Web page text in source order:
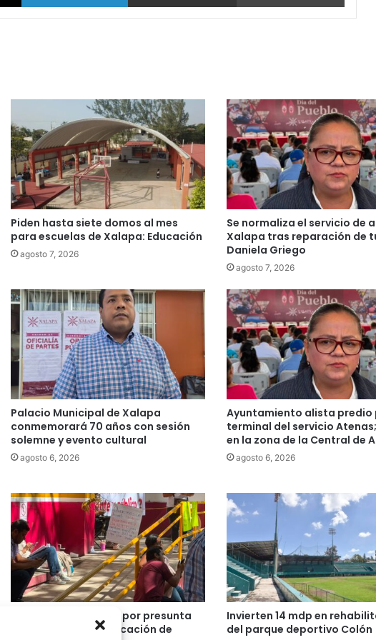
Piden hasta siete domos al mes
para escuelas de Xalapa: Educación
agosto 7, 2026
Se normaliza el servicio de
Xalapa tras reparación de
Daniela Griego
agosto 7, 2026
Palacio Municipal de Xalapa
conmemorará 70 años con sesión
solemne y evento cultural
agosto 6, 2026
Ayuntamiento alista predio
terminal del servicio
en la zona de la Central de
agosto 6, 2026
Protestan en Xalapa por presunta
corrupción en adjudicación de
Invierten 14 mdp en
del parque deportivo Colón